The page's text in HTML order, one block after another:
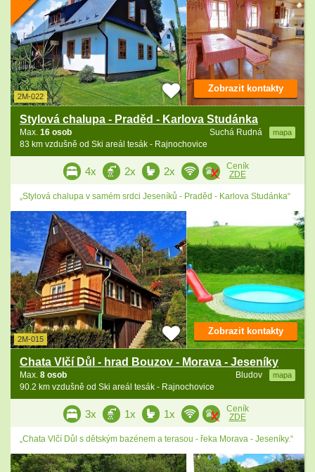
2M-022
Stylová chalupa - Praděd - Karlova Studánka
Suchá Rudná mapa
Max. 16 osob
83 km vzdušně od Ski areál tesák - Rajnochovice
Zobrazit kontakty
4x 2x 2x
Ceník
ZDE
„Stylová chalupa v samém srdci Jeseníků - Praděd - Karlova Studánka“
2M-015
Chata Vlčí Důl - hrad Bouzov - Morava - Jeseníky
Bludov mapa
Max. 8 osob
90.2 km vzdušně od Ski areál tesák - Rajnochovice
Zobrazit kontakty
3x 1x 1x
Ceník
ZDE
„Chata Vlčí Důl s dětským bazénem a terasou - řeka Morava - Jeseníky.“